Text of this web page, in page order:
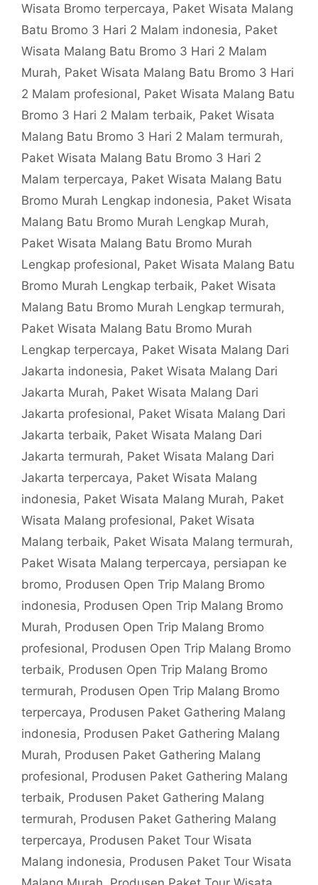
Wisata Bromo terpercaya, Paket Wisata Malang
Batu Bromo 3 Hari 2 Malam indonesia, Paket
Wisata Malang Batu Bromo 3 Hari 2 Malam
Murah, Paket Wisata Malang Batu Bromo 3 Hari
2 Malam profesional, Paket Wisata Malang Batu
Bromo 3 Hari 2 Malam terbaik, Paket Wisata
Malang Batu Bromo 3 Hari 2 Malam termurah,
Paket Wisata Malang Batu Bromo 3 Hari 2
Malam terpercaya, Paket Wisata Malang Batu
Bromo Murah Lengkap indonesia, Paket Wisata
Malang Batu Bromo Murah Lengkap Murah,
Paket Wisata Malang Batu Bromo Murah
Lengkap profesional, Paket Wisata Malang Batu
Bromo Murah Lengkap terbaik, Paket Wisata
Malang Batu Bromo Murah Lengkap termurah,
Paket Wisata Malang Batu Bromo Murah
Lengkap terpercaya, Paket Wisata Malang Dari
Jakarta indonesia, Paket Wisata Malang Dari
Jakarta Murah, Paket Wisata Malang Dari
Jakarta profesional, Paket Wisata Malang Dari
Jakarta terbaik, Paket Wisata Malang Dari
Jakarta termurah, Paket Wisata Malang Dari
Jakarta terpercaya, Paket Wisata Malang
indonesia, Paket Wisata Malang Murah, Paket
Wisata Malang profesional, Paket Wisata
Malang terbaik, Paket Wisata Malang termurah,
Paket Wisata Malang terpercaya, persiapan ke
bromo, Produsen Open Trip Malang Bromo
indonesia, Produsen Open Trip Malang Bromo
Murah, Produsen Open Trip Malang Bromo
profesional, Produsen Open Trip Malang Bromo
terbaik, Produsen Open Trip Malang Bromo
termurah, Produsen Open Trip Malang Bromo
terpercaya, Produsen Paket Gathering Malang
indonesia, Produsen Paket Gathering Malang
Murah, Produsen Paket Gathering Malang
profesional, Produsen Paket Gathering Malang
terbaik, Produsen Paket Gathering Malang
termurah, Produsen Paket Gathering Malang
terpercaya, Produsen Paket Tour Wisata
Malang indonesia, Produsen Paket Tour Wisata